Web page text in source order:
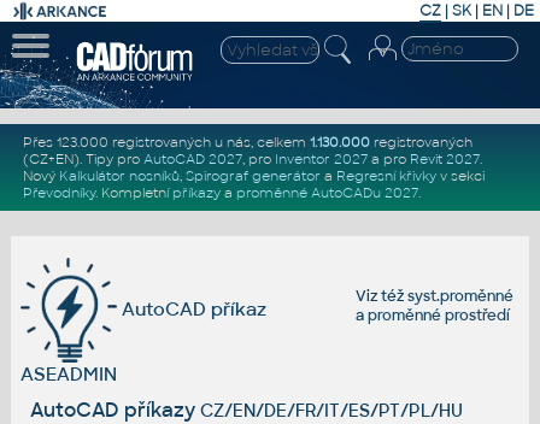
CZ | SK| EN | DE
Přes 123.000 registrovaných u nás, celkem 1.130.000registrovaných
(CZ+EN). Tipy pro AutoCAD 2027, pro Inventor 2027a pro Revit 2027.
Nový Kalkulátor nosníků, Spirograf generátor a Regresní křivkyv sekci
Převodníky. Kompletní příkazya proměnné AutoCADu 2027.
Viz téžsyst.proměnné
aproměnné prostředí
AutoCAD příkaz
ASEADMIN
AutoCAD příkazy CZ/EN/DE/FR/IT/ES/PT/PL/HU